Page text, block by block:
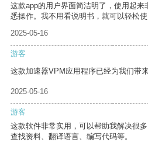
这款app的用户界面简洁明了，使用起
悉操作。我不用看说明书，就可以轻松使
2025-05-16
游客
这款加速器VPM应用程序已经为我们带
2025-05-16
游客
这款软件非常实用，可以帮助我解决很
查找资料、翻译语言、编写代码等。